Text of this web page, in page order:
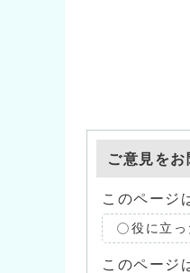
ご意見を
このページ
役に立っ
このページ